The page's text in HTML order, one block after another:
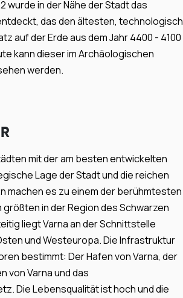
wurde in der Nähe der Stadt das
das den ältesten, technologisch
auf der Erde aus dem Jahr 4400 - 4100
kann dieser im Archäologischen
werden.
mit der am besten entwickelten
Lage der Stadt und die reichen
machen es zu einem der berühmtesten
größten in der Region des Schwarzen
liegt Varna an der Schnittstelle
und Westeuropa. Die Infrastruktur
bestimmt: Der Hafen von Varna, der
von Varna und das
Die Lebensqualität ist hoch und die